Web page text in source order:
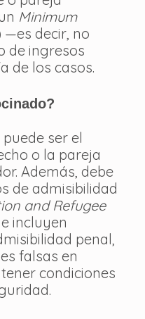
Minimum
decir, no
de ingresos
de los casos.
ser el
o la pareja
Además, debe
de admisibilidad
and Refugee
incluyen
penal,
falsas en
condiciones